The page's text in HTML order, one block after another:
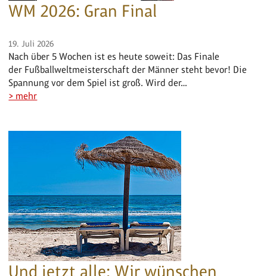
WM 2026: Gran Final
19. Juli 2026
Nach über 5 Wochen ist es heute soweit: Das Finale
der Fußballweltmeisterschaft der Männer steht bevor! Die
Spannung vor dem Spiel ist groß. Wird der…
> mehr
Und jetzt alle: Wir wünschen